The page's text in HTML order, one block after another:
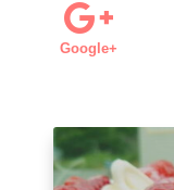
Google+